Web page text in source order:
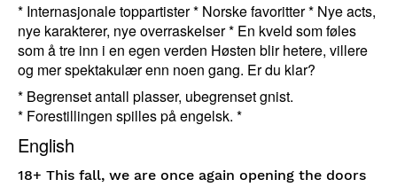
* Internasjonale toppartister * Norske favoritter * Nye acts,
nye karakterer, nye overraskelser * En kveld som føles
som å tre inn i en egen verden Høsten blir hetere, villere
og mer spektakulær enn noen gang. Er du klar?
* Begrenset antall plasser, ubegrenset gnist.
* Forestillingen spilles på engelsk. *
English
18+ This fall, we are once again opening the doors